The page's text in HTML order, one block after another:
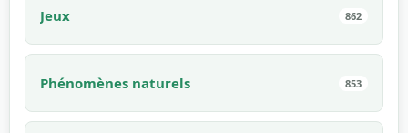
Jeux 862
Phénomènes naturels 853